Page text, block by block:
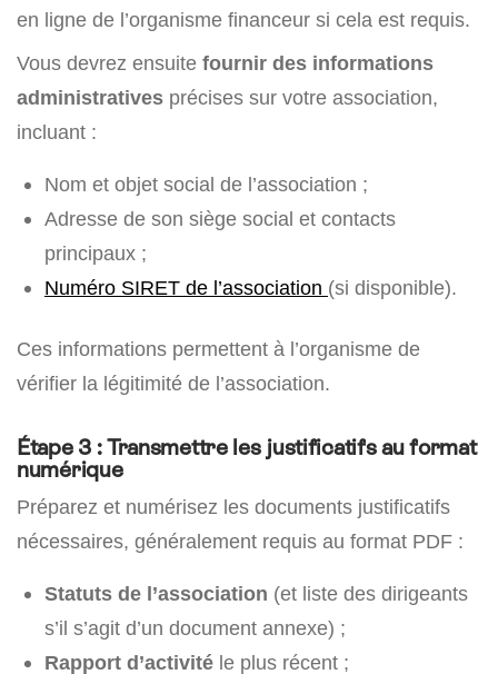
en ligne de l’organisme financeur si cela est requis.
Vous devrez ensuite fournir des informations
administratives précises sur votre association,
incluant :
Nom et objet social de l’association ;
Adresse de son siège social et contacts
principaux ;
Numéro SIRET de l’association (si disponible).
Ces informations permettent à l’organisme de
vérifier la légitimité de l’association.
Étape 3 : Transmettre les justificatifs au format
numérique
Préparez et numérisez les documents justificatifs
nécessaires, généralement requis au format PDF :
Statuts de l’association (et liste des dirigeants
s’il s’agit d’un document annexe) ;
Rapport d’activité le plus récent ;